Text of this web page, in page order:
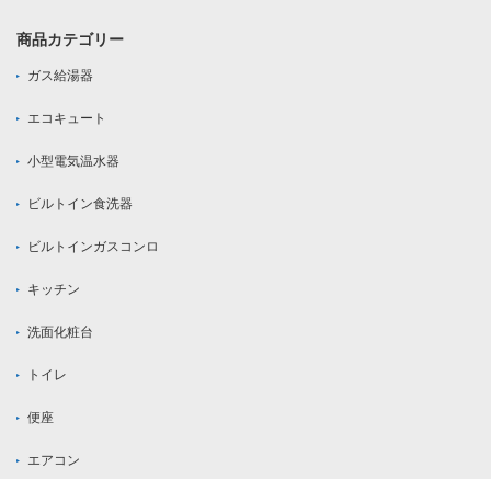
商品カテゴリー
ガス給湯器
エコキュート
小型電気温水器
ビルトイン食洗器
ビルトインガスコンロ
キッチン
洗面化粧台
トイレ
便座
エアコン